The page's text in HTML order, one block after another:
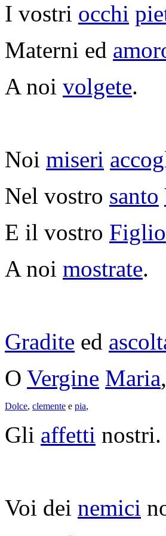
I vostri occhi
Materni ed
A noi volgete.
Noi miseri
Nel vostro santo
E il vostro Figlio
A noi mostrate.
Gradite ed
O Vergine Maria,
Dolce, clemente e pia,
Gli affetti nostri.
Voi dei nemici